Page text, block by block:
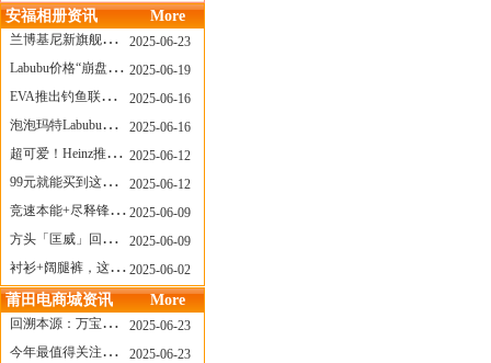
安福相册资讯 More
兰博基尼新旗舰曝光？这台顶级超跑或将在8月登场
2025-06-23
Labubu价格“崩盘”？618当日泡泡玛特预售补货量超200W！
2025-06-19
EVA推出钓鱼联名套装，初号机也能当“假饵”？
2025-06-16
泡泡玛特Labubu新品发售上演“拳王争霸”......
2025-06-16
超可爱！Heinz推出星之卡比合作款番茄酱！
2025-06-12
99元就能买到这样颜值的太阳镜？优衣库夏季墨镜系列
2025-06-12
竞速本能+尽释锋芒——罗杰杜彼Roger+Dubuis王者竞速系列飞返计时码表燃擎赛道
2025-06-09
方头「匡威」回归！日系简约里的小心思
2025-06-09
衬衫+阔腿裤，这样穿美出新高度！
2025-06-02
莆田电商城资讯 More
回溯本源：万宝龙推出明星系列都市灰腕表新作
2025-06-23
今年最值得关注的AF1！KOBE x AF1 明日发售
2025-06-23